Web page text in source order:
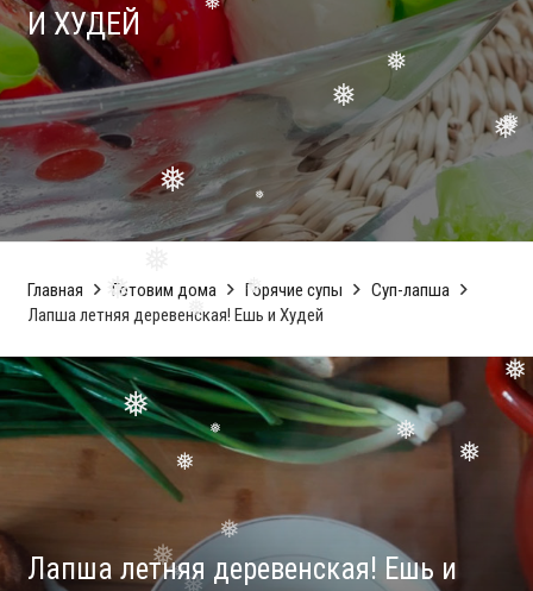
❅
❅
❅
❅
❅
❅
❅
❅
❅
❅
И ХУДЕЙ
Главная Готовим дома Горячие супы
Суп-лапша
Лапша летняя деревенская! Ешь и Худей
Лапша летняя деревенская! Ешь и